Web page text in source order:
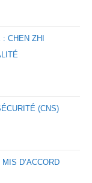
CHEN ZHI
(CNS)
D’ACCORD